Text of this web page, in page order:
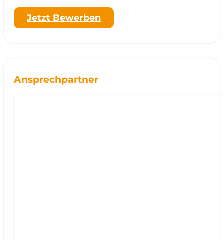
Jetzt Bewerben
Ansprechpartner